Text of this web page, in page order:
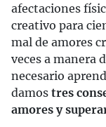
afectaciones
creativo para
mal de amores
veces a manera
necesario
damos tres
amores y